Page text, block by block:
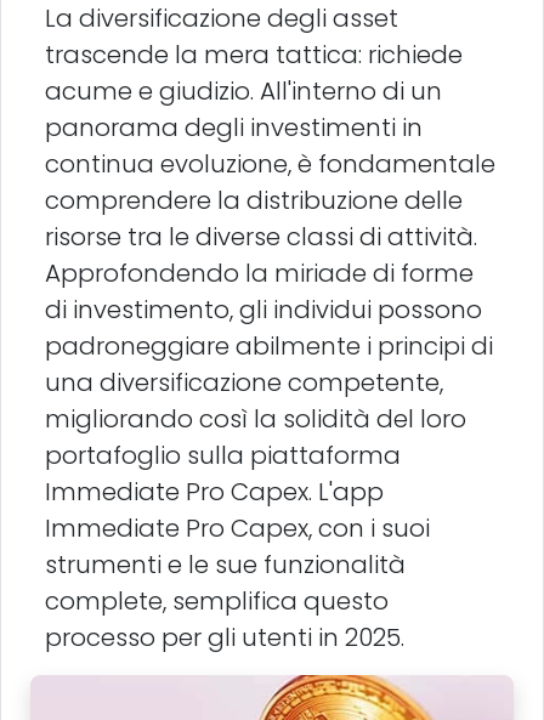
La diversificazione degli asset
trascende la mera tattica: richiede
acume e giudizio. All'interno di un
panorama degli investimenti in
continua evoluzione, è fondamentale
comprendere la distribuzione delle
risorse tra le diverse classi di attività.
Approfondendo la miriade di forme
di investimento, gli individui possono
padroneggiare abilmente i principi di
una diversificazione competente,
migliorando così la solidità del loro
portafoglio sulla piattaforma
Immediate Pro Capex. L'app
Immediate Pro Capex, con i suoi
strumenti e le sue funzionalità
complete, semplifica questo
processo per gli utenti in 2025.